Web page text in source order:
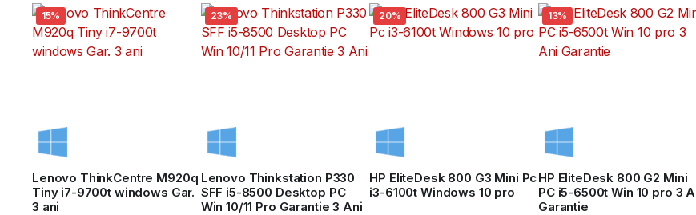
15%
Lenovo ThinkCentre M920q
Tiny i7-9700t windows Gar.
3 ani
23%
Lenovo Thinkstation P330
SFF i5-8500 Desktop PC
Win 10/11 Pro Garantie 3 Ani
20%
HP EliteDesk 800 G3 Mini Pc
i3-6100t Windows 10 pro
13%
HP EliteDesk 800 G2 Mini
PC i5-6500t Win 10 pro 3
Garantie